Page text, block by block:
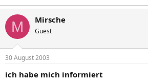
M Mirsche
Guest
30 August 2003
ich habe mich informiert